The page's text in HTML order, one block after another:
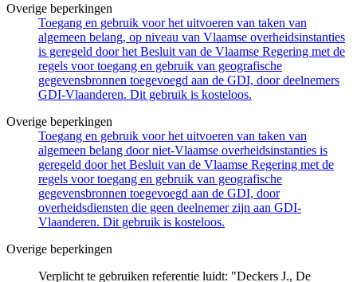
Overige beperkingen
Toegang en gebruik voor het uitvoeren van taken van
algemeen belang, op niveau van Vlaamse overheidsinstanties
is geregeld door het Besluit van de Vlaamse Regering met de
regels voor toegang en gebruik van geografische
gegevensbronnen toegevoegd aan de GDI, door deelnemers
GDI-Vlaanderen. Dit gebruik is kosteloos.
Overige beperkingen
Toegang en gebruik voor het uitvoeren van taken van
algemeen belang door niet-Vlaamse overheidsinstanties is
geregeld door het Besluit van de Vlaamse Regering met de
regels voor toegang en gebruik van geografische
gegevensbronnen toegevoegd aan de GDI, door
overheidsdiensten die geen deelnemer zijn aan GDI-
Vlaanderen. Dit gebruik is kosteloos.
Overige beperkingen
Verplicht te gebruiken referentie luidt: "Deckers J., De